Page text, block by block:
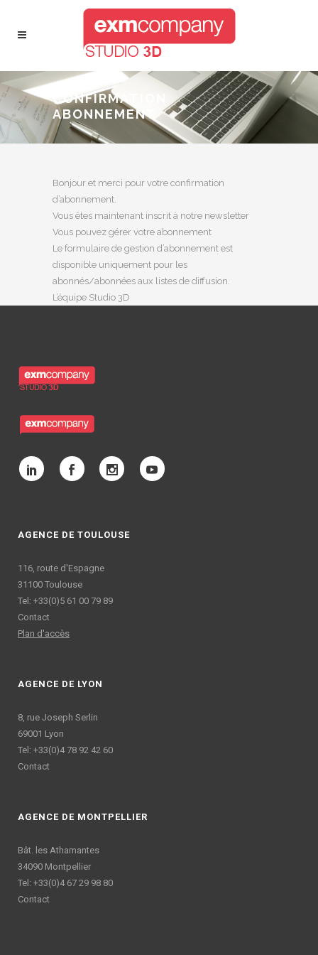
CONFIRMATION
ABONNEMENT
Bonjour et merci pour votre confirmation
d’abonnement.
Vous êtes maintenant inscrit à notre newsletter
Vous pouvez gérer votre abonnement
Le formulaire de gestion d’abonnement est
disponible uniquement pour les
abonnés/abonnées aux listes de diffusion.
L’équipe Studio 3D
AGENCE DE TOULOUSE
116, route d'Espagne
31100 Toulouse
Tel: +33(0)5 61 00 79 89
Contact
Plan d'accès
AGENCE DE LYON
8, rue Joseph Serlin
69001 Lyon
Tel: +33(0)4 78 92 42 60
Contact
AGENCE DE MONTPELLIER
Bât. les Athamantes
34090 Montpellier
Tel: +33(0)4 67 29 98 80
Contact